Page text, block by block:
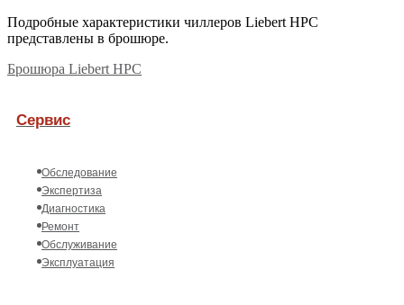
Подробные характеристики чиллеров Liebert HPC
представлены в брошюре.
Брошюра Liebert HPC
Сервис
Обследование
Экспертиза
Диагностика
Ремонт
Обслуживание
Эксплуатация